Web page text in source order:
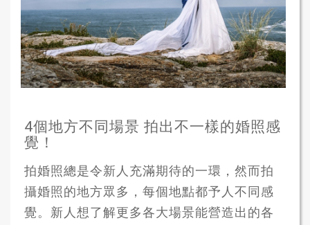
4個地方不同場景 拍出不一樣的婚照感
覺！
拍婚照總是令新人充滿期待的一環，然而拍
攝婚照的地方眾多，每個地點都予人不同感
覺。新人想了解更多各大場景能營造出的各